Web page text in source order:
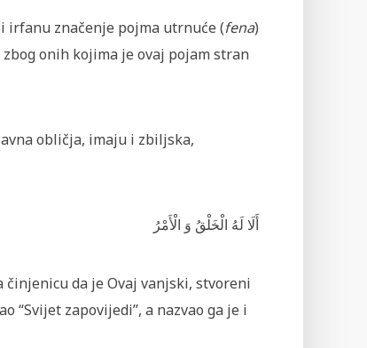
irfanu značenje pojma utrnuće (fena)
onih kojima je ovaj pojam stran
obličja, imaju i zbiljska,
činjenicu da je Ovaj vanjski, stvoreni
“Svijet zapovijedi”, a nazvao ga je i